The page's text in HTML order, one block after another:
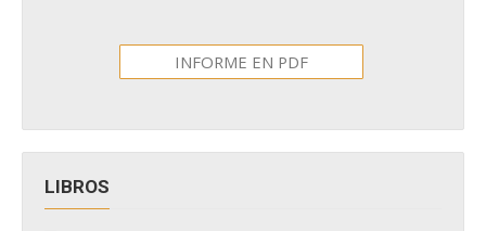
INFORME EN PDF
LIBROS